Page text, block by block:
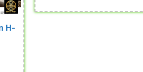
H-
38,000,000 ₫.